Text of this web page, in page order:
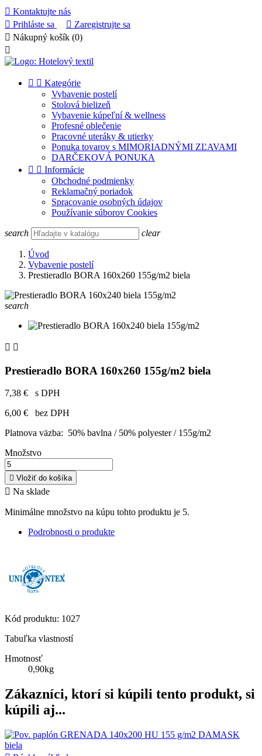
 Kontaktujte nás
 Prihláste sa  Zaregistrujte sa
 Nákupný košík (0)

  Kategórie
Vybavenie postelí
Stolová bielizeň
Vybavenie kúpeľní & wellness
Profesné oblečenie
Pracovné uteráky & utierky
Ponuka tovarov s MIMORIADNÝMI ZĽAVAMI
DARČEKOVÁ PONUKA
  Informácie
Obchodné podmienky
Reklamačný poriadok
Spracovanie osobných údajov
Používanie súborov Cookies
search clear
Úvod
Vybavenie postelí
Prestieradlo BORA 160x260 155g/m2 biela
search
 
Prestieradlo BORA 160x260 155g/m2 biela
7,38 €
s DPH
6,00 €
bez DPH
Platnova väzba: 50% bavlna / 50% polyester / 155g/m2
Množstvo
 Vložiť do košíka
 Na sklade
Minimálne množstvo na kúpu tohto produktu je 5.
Podrobnosti o produkte
Kód produktu: 1027
Tabuľka vlastností
Hmotnosť
0,90kg
Zákazníci, ktorí si kúpili tento produkt, si
kúpili aj...